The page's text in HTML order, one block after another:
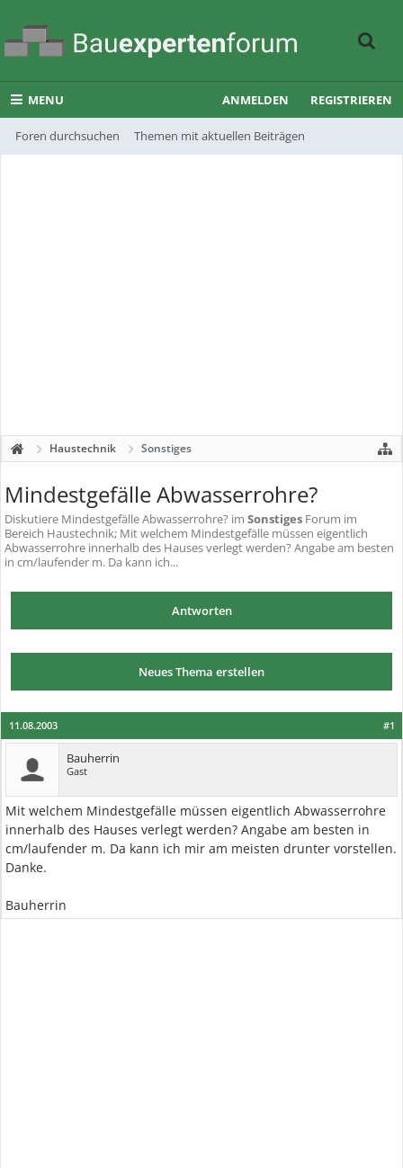
MENU
Foren durchsuchen Themen mit aktuellen Beiträgen
ANMELDEN REGISTRIEREN
Haustechnik Sonstiges
Mindestgefälle Abwasserrohre?
Diskutiere Mindestgefälle Abwasserrohre? im Sonstiges Forum im
Bereich Haustechnik; Mit welchem Mindestgefälle müssen eigentlich
Abwasserrohre innerhalb des Hauses verlegt werden? Angabe am besten
in cm/laufender m. Da kann ich...
Antworten
Neues Thema erstellen
#1
11.08.2003
Bauherrin
Gast
Mit welchem Mindestgefälle müssen eigentlich Abwasserrohre
innerhalb des Hauses verlegt werden? Angabe am besten in
cm/laufender m. Da kann ich mir am meisten drunter vorstellen.
Danke.
Bauherrin